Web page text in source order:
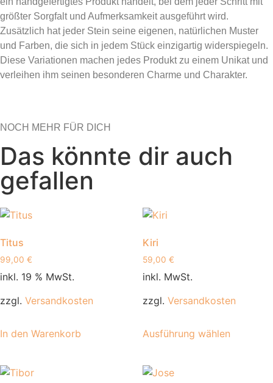
größter Sorgfalt und Aufmerksamkeit ausgeführt wird.
Zusätzlich hat jeder Stein seine eigenen, natürlichen Muster
und Farben, die sich in jedem Stück einzigartig widerspiegeln.
Diese Variationen machen jedes Produkt zu einem Unikat und
verleihen ihm seinen besonderen Charme und Charakter.
NOCH MEHR FÜR DICH
Das könnte dir auch
gefallen
Titus
99,00 €
inkl. 19 % MwSt.
zzgl. Versandkosten
In den Warenkorb
Kiri
59,00 €
inkl. MwSt.
zzgl. Versandkosten
Ausführung wählen